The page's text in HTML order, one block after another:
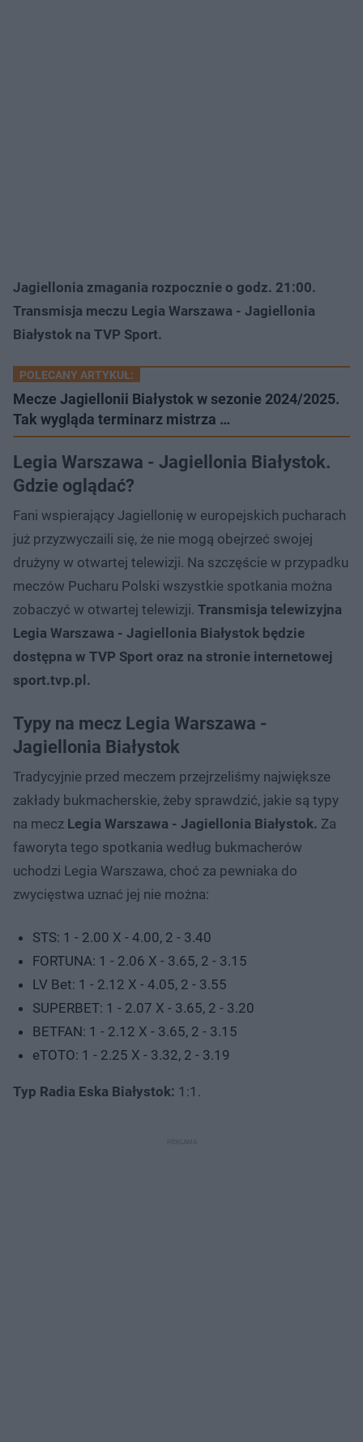
Jagiellonia zmagania rozpocznie o godz. 21:00.
Transmisja meczu Legia Warszawa - Jagiellonia
Białystok na TVP Sport.
POLECANY ARTYKUŁ:
Mecze Jagiellonii Białystok w sezonie 2024/2025.
Tak wygląda terminarz mistrza …
Legia Warszawa - Jagiellonia Białystok.
Gdzie oglądać?
Fani wspierający Jagiellonię w europejskich pucharach
już przyzwyczaili się, że nie mogą obejrzeć swojej
drużyny w otwartej telewizji. Na szczęście w przypadku
meczów Pucharu Polski wszystkie spotkania można
zobaczyć w otwartej telewizji. Transmisja telewizyjna
Legia Warszawa - Jagiellonia Białystok będzie
dostępna w TVP Sport oraz na stronie internetowej
sport.tvp.pl.
Typy na mecz Legia Warszawa -
Jagiellonia Białystok
Tradycyjnie przed meczem przejrzeliśmy największe
zakłady bukmacherskie, żeby sprawdzić, jakie są typy
na mecz Legia Warszawa - Jagiellonia Białystok. Za
faworyta tego spotkania według bukmacherów
uchodzi Legia Warszawa, choć za pewniaka do
zwycięstwa uznać jej nie można:
STS: 1 - 2.00 X - 4.00, 2 - 3.40
FORTUNA: 1 - 2.06 X - 3.65, 2 - 3.15
LV Bet: 1 - 2.12 X - 4.05, 2 - 3.55
SUPERBET: 1 - 2.07 X - 3.65, 2 - 3.20
BETFAN: 1 - 2.12 X - 3.65, 2 - 3.15
eTOTO: 1 - 2.25 X - 3.32, 2 - 3.19
Typ Radia Eska Białystok: 1:1.